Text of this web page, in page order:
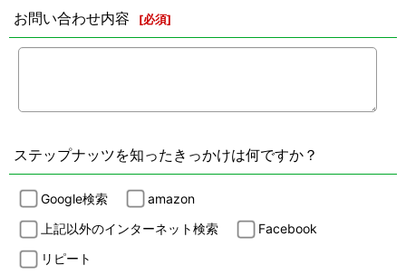
お問い合わせ内容 [必須]
ステップナッツを知ったきっかけは何ですか？
Google検索
amazon
上記以外のインターネット検索
Facebook
リピート